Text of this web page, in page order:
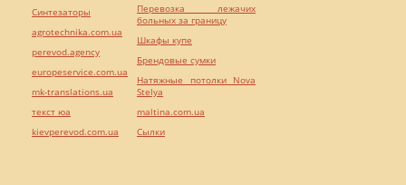
Синтезаторы
agrotechnika.com.ua
perevod.agency
europeservice.com.ua
mk-translations.ua
текст юа
kievperevod.com.ua
Перевозка лежачих
больных за границу
Шкафы купе
Брендовые сумки
Натяжные потолки Nova
Stelya
maltina.com.ua
Cылки